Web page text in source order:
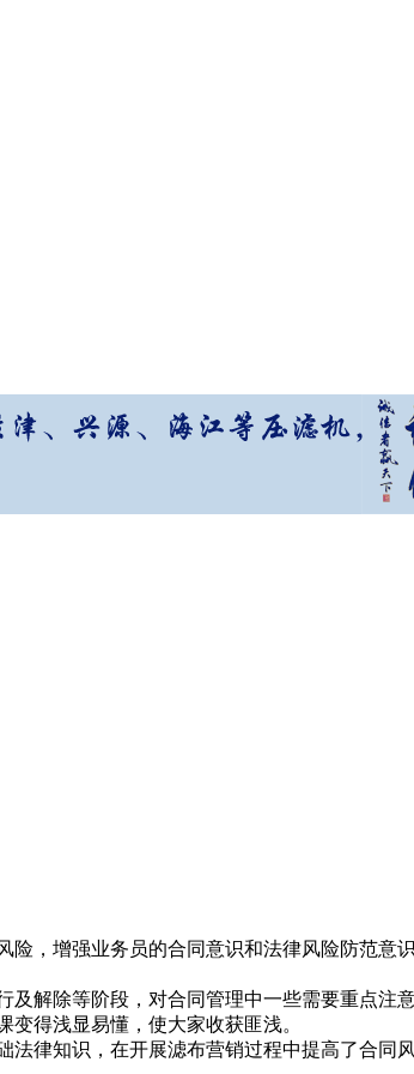
增强业务员的合同意识和法律风险防范意
除等阶段，对合同管理中一些需要重点注
得浅显易懂，使大家收获匪浅。
知识，在开展滤布营销过程中提高了合同